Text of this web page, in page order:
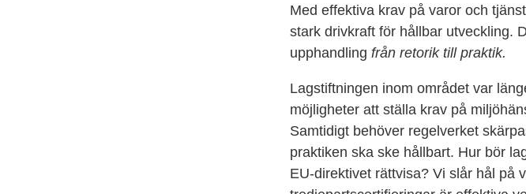
Med effektiva krav på varor och
stark drivkraft för hållbar utveckling.
upphandling från retorik till praktik.
Lagstiftningen inom området var
möjligheter att ställa krav på
Samtidigt behöver regelverket
praktiken ska ske hållbart. Hur bör
EU-direktivet rättvisa? Vi slår hål på